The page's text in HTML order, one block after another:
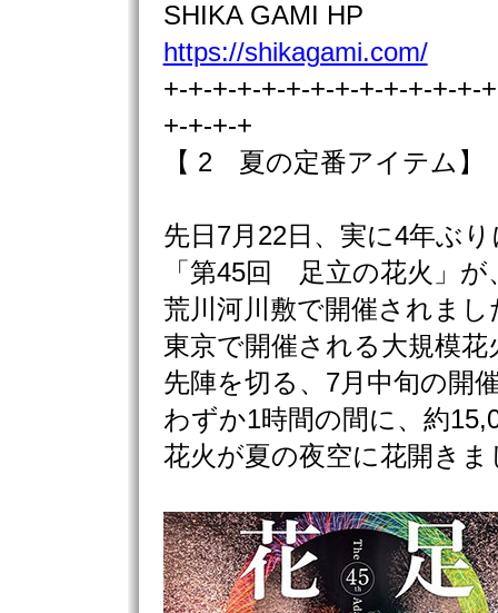
SHIKA GAMI HP
https://shikagami.com/
+-+-+-+-+-+-+-+-+-+-+-+-+-
+-+-+-+
【 2 夏の定番アイテム】
先日7月22日、実に4年ぶり
「第45回 足立の花火」が
荒川河川敷で開催されまし
東京で開催される大規模花
先陣を切る、7月中旬の開
わずか1時間の間に、約
花火が夏の夜空に花開きま